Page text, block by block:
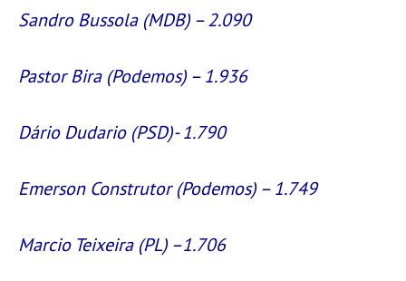
Sandro Bussola (MDB) – 2.090
Pastor Bira (Podemos) – 1.936
Dário Dudario (PSD)- 1.790
Emerson Construtor (Podemos) – 1.749
Marcio Teixeira (PL) –1.706